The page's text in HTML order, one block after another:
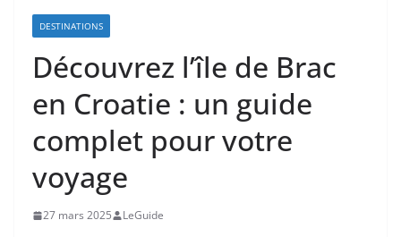
DESTINATIONS
Découvrez l’île de Brac
en Croatie : un guide
complet pour votre
voyage
27 mars 2025 LeGuide